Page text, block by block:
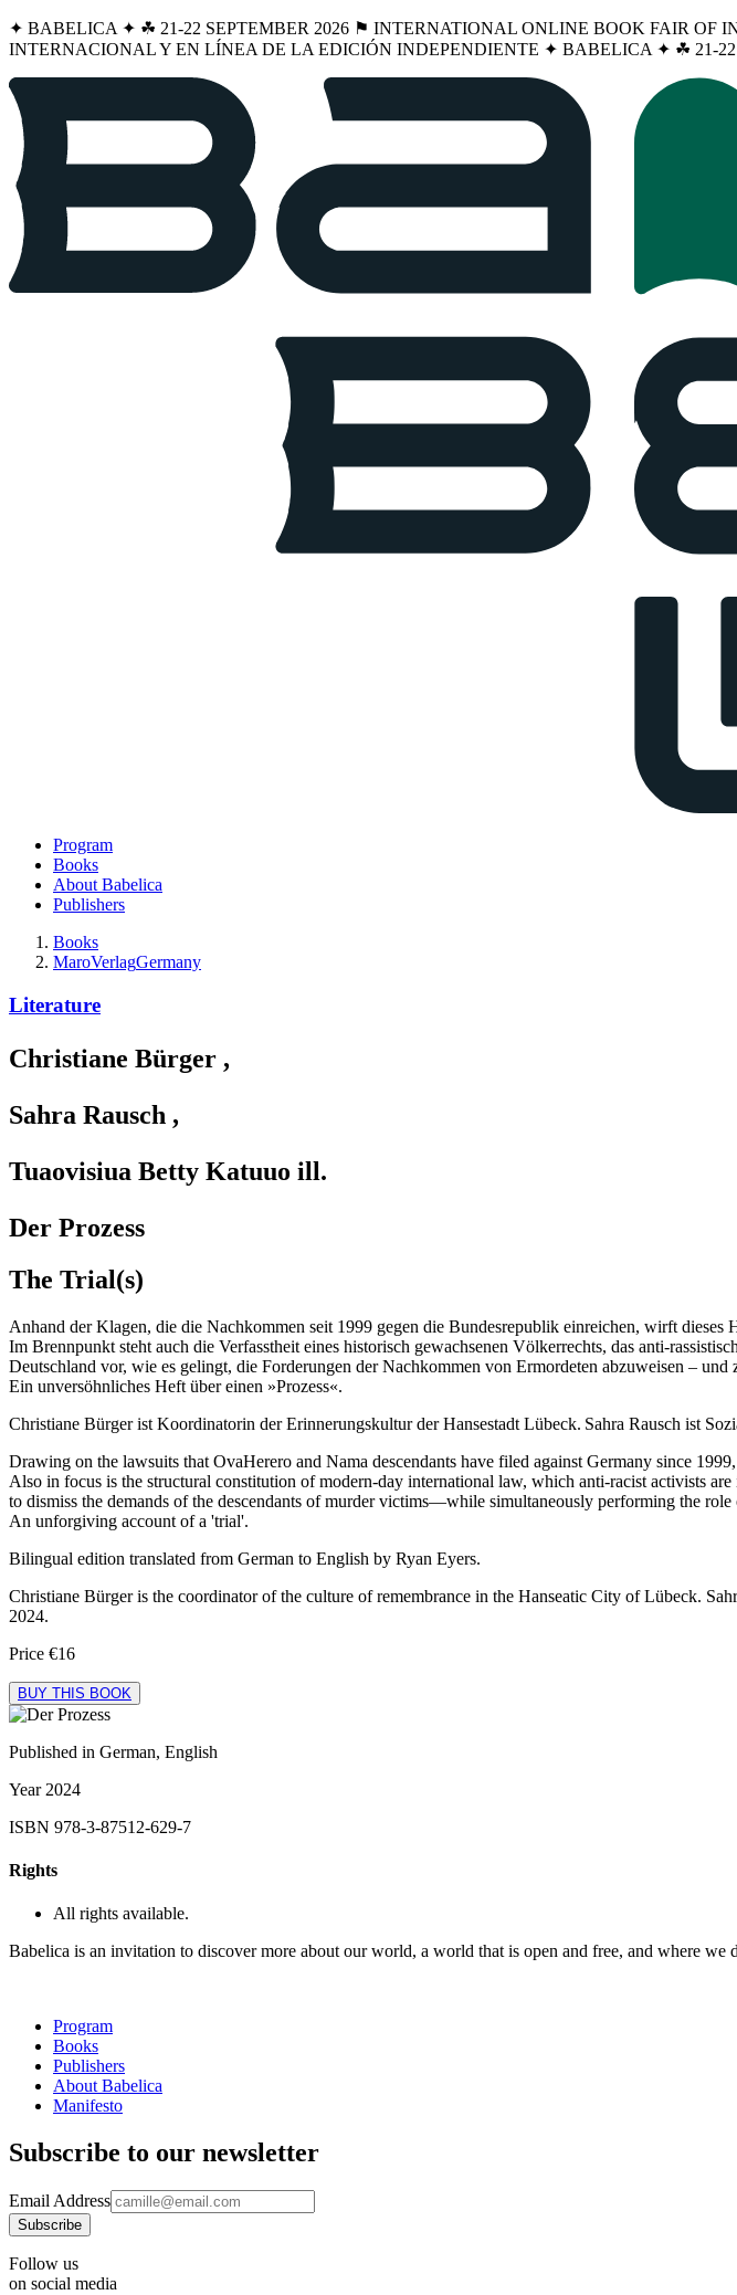
✦ BABELICA ✦ ☘︎ 21-22 SEPTEMBER 2026 ⚑ INTERNATIONAL ONLINE BOOK FAIR OF
INTERNACIONAL Y EN LÍNEA DE LA EDICIÓN INDEPENDIENTE ✦ BABELICA ✦ ☘︎ 21-
Program
Books
About Babelica
Publishers
Books
MaroVerlagGermany
Literature
Christiane Bürger ,
Sahra Rausch ,
Tuaovisiua Betty Katuuo ill.
Der Prozess
The Trial(s)
Anhand der Klagen, die die Nachkommen seit 1999 gegen die Bundesrepublik einreichen, wirft
Im Brennpunkt steht auch die Verfasstheit eines historisch gewachsenen Völkerrechts, das anti-
Deutschland vor, wie es gelingt, die Forderungen der Nachkommen von Ermordeten abzuweisen –
Ein unversöhnliches Heft über einen »Prozess«.
Christiane Bürger ist Koordinatorin der Erinnerungskultur der Hansestadt Lübeck. Sahra Rausch ist
Drawing on the lawsuits that OvaHerero and Nama descendants have filed against Germany since
Also in focus is the structural constitution of modern-day international law, which anti-racist activists
to dismiss the demands of the descendants of murder victims—while simultaneously performing the
An unforgiving account of a 'trial'.
Bilingual edition translated from German to English by Ryan Eyers.
Christiane Bürger is the coordinator of the culture of remembrance in the Hanseatic City of Lübeck.
2024.
Price €16
BUY THIS BOOK
Published in German, English
Year2024
ISBN 978-3-87512-629-7
Rights
All rights available.
Babelica is an invitation to discover more about our world, a world that is open and free, and where we
Program
Books
Publishers
About Babelica
Manifesto
Subscribe to our newsletter
Email Address
Follow us
on social media